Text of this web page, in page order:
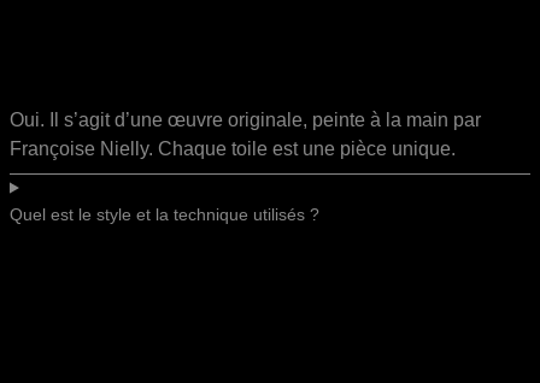
Oui. Il s’agit d’une œuvre originale, peinte à la main par
Françoise Nielly. Chaque toile est une pièce unique.
Quel est le style et la technique utilisés ?